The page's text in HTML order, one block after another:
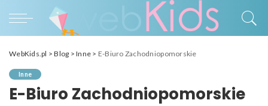
WebKids.pl >Blog >Inne > E-Biuro Zachodniopomorskie
Inne
E-Biuro Zachodniopomorskie